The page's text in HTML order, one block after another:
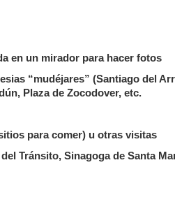
en un mirador para hacer fotos
“mudéjares” (Santiago del
Plaza de Zocodover, etc.
para comer) u otras visitas
Tránsito, Sinagoga de Santa